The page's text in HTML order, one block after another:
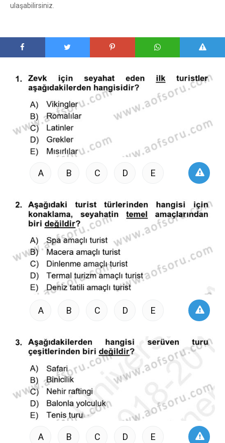
ulaşabilirsiniz.
A B C D E
A B C D E
A B C D E